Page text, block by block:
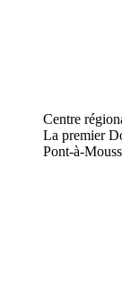
Centre
La premier
Pont-à-